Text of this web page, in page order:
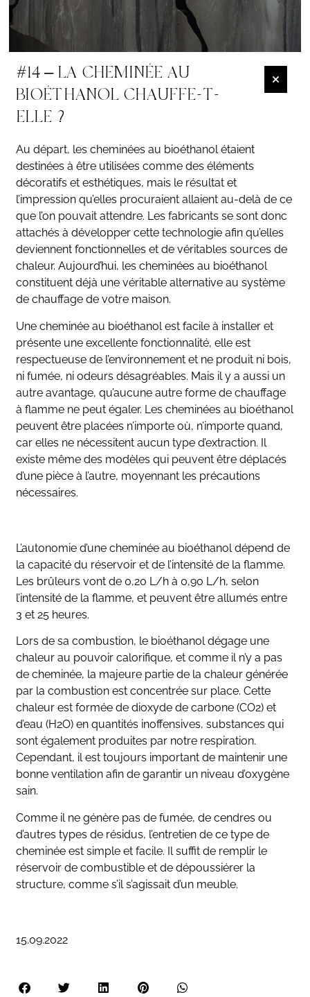
#14 – LA CHEMINÉE AU
BIOÉTHANOL CHAUFFE-T-
ELLE ?
Au départ, les cheminées au bioéthanol étaient
destinées à être utilisées comme des éléments
décoratifs et esthétiques, mais le résultat et
l’impression qu’elles procuraient allaient au-delà de ce
que l’on pouvait attendre. Les fabricants se sont donc
attachés à développer cette technologie afin qu’elles
deviennent fonctionnelles et de véritables sources de
chaleur. Aujourd’hui, les cheminées au bioéthanol
constituent déjà une véritable alternative au système
de chauffage de votre maison.
Une cheminée au bioéthanol est facile à installer et
présente une excellente fonctionnalité, elle est
respectueuse de l’environnement et ne produit ni bois,
ni fumée, ni odeurs désagréables. Mais il y a aussi un
autre avantage, qu’aucune autre forme de chauffage
à flamme ne peut égaler. Les cheminées au bioéthanol
peuvent être placées n’importe où, n’importe quand,
car elles ne nécessitent aucun type d’extraction. Il
existe même des modèles qui peuvent être déplacés
d’une pièce à l’autre, moyennant les précautions
nécessaires.
L’autonomie d’une cheminée au bioéthanol dépend de
la capacité du réservoir et de l’intensité de la flamme.
Les brûleurs vont de 0,20 L/h à 0,90 L/h, selon
l’intensité de la flamme, et peuvent être allumés entre
3 et 25 heures.
Lors de sa combustion, le bioéthanol dégage une
chaleur au pouvoir calorifique, et comme il n’y a pas
de cheminée, la majeure partie de la chaleur générée
par la combustion est concentrée sur place. Cette
chaleur est formée de dioxyde de carbone (CO2) et
d’eau (H2O) en quantités inoffensives, substances qui
sont également produites par notre respiration.
Cependant, il est toujours important de maintenir une
bonne ventilation afin de garantir un niveau d’oxygène
sain.
Comme il ne génère pas de fumée, de cendres ou
d’autres types de résidus, l’entretien de ce type de
cheminée est simple et facile. Il suffit de remplir le
réservoir de combustible et de dépoussiérer la
structure, comme s’il s’agissait d’un meuble.
15.09.2022